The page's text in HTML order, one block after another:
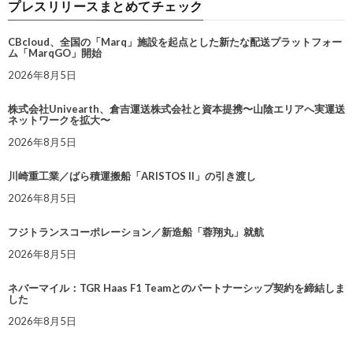
プレスリリースまとめてチェック
CBcloud、全国の「Marq」施設を起点とした新たな配送プラットフォー
ム「MarqGO」開始
2026年8月5日
株式会社Univearth、倉吉運送株式会社と資本提携〜山陰エリアへ実運送
ネットワークを拡大〜
2026年8月5日
川崎重工業／ばら積運搬船「ARISTOS II」の引き渡し
2026年8月5日
フジトランスコーポレーション／新造船「蓉翔丸」就航
2026年8月5日
ネバーマイル：TGR Haas F1 Teamとのパートナーシップ契約を締結しま
した
2026年8月5日